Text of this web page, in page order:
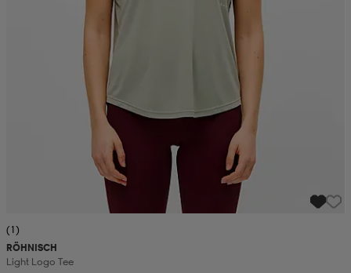
(1)
RÖHNISCH
Light Logo Tee